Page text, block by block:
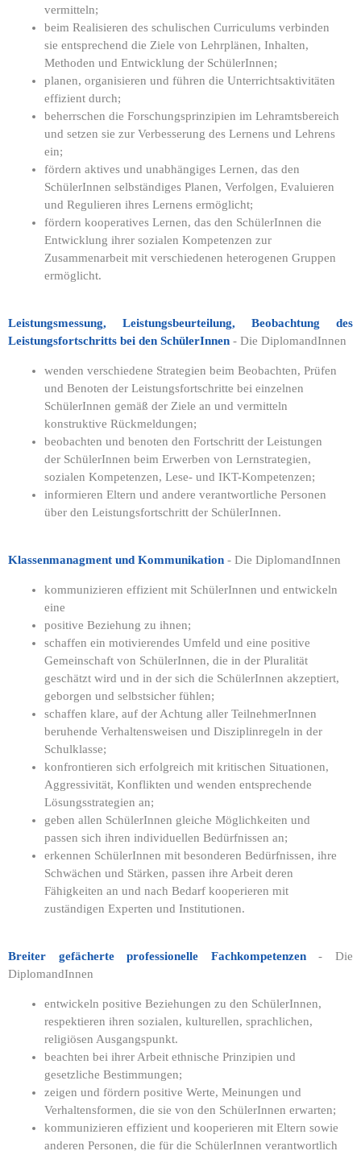
vermitteln;
beim Realisieren des schulischen Curriculums verbinden
sie entsprechend die Ziele von Lehrplänen, Inhalten,
Methoden und Entwicklung der SchülerInnen;
planen, organisieren und führen die Unterrichtsaktivitäten
effizient durch;
beherrschen die Forschungsprinzipien im Lehramtsbereich
und setzen sie zur Verbesserung des Lernens und Lehrens
ein;
fördern aktives und unabhängiges Lernen, das den
SchülerInnen selbständiges Planen, Verfolgen, Evaluieren
und Regulieren ihres Lernens ermöglicht;
fördern kooperatives Lernen, das den SchülerInnen die
Entwicklung ihrer sozialen Kompetenzen zur
Zusammenarbeit mit verschiedenen heterogenen Gruppen
ermöglicht.
Leistungsmessung, Leistungsbeurteilung, Beobachtung des
Leistungsfortschritts bei den SchülerInnen - Die DiplomandInnen
wenden verschiedene Strategien beim Beobachten, Prüfen
und Benoten der Leistungsfortschritte bei einzelnen
SchülerInnen gemäß der Ziele an und vermitteln
konstruktive Rückmeldungen;
beobachten und benoten den Fortschritt der Leistungen
der SchülerInnen beim Erwerben von Lernstrategien,
sozialen Kompetenzen, Lese- und IKT-Kompetenzen;
informieren Eltern und andere verantwortliche Personen
über den Leistungsfortschritt der SchülerInnen.
Klassenmanagment und Kommunikation - Die DiplomandInnen
kommunizieren effizient mit SchülerInnen und entwickeln
eine
positive Beziehung zu ihnen;
schaffen ein motivierendes Umfeld und eine positive
Gemeinschaft von SchülerInnen, die in der Pluralität
geschätzt wird und in der sich die SchülerInnen akzeptiert,
geborgen und selbstsicher fühlen;
schaffen klare, auf der Achtung aller TeilnehmerInnen
beruhende Verhaltensweisen und Disziplinregeln in der
Schulklasse;
konfrontieren sich erfolgreich mit kritischen Situationen,
Aggressivität, Konflikten und wenden entsprechende
Lösungsstrategien an;
geben allen SchülerInnen gleiche Möglichkeiten und
passen sich ihren individuellen Bedürfnissen an;
erkennen SchülerInnen mit besonderen Bedürfnissen, ihre
Schwächen und Stärken, passen ihre Arbeit deren
Fähigkeiten an und nach Bedarf kooperieren mit
zuständigen Experten und Institutionen.
Breiter gefächerte professionelle Fachkompetenzen- Die
DiplomandInnen
entwickeln positive Beziehungen zu den SchülerInnen,
respektieren ihren sozialen, kulturellen, sprachlichen,
religiösen Ausgangspunkt.
beachten bei ihrer Arbeit ethnische Prinzipien und
gesetzliche Bestimmungen;
zeigen und fördern positive Werte, Meinungen und
Verhaltensformen, die sie von den SchülerInnen erwarten;
kommunizieren effizient und kooperieren mit Eltern sowie
anderen Personen, die für die SchülerInnen verantwortlich